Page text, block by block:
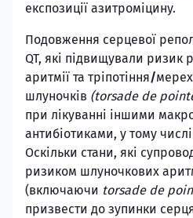
експозиції азитроміцину.
Подовження серцевої
QT, які підвищували ризик
аритмії та тріпотіння/
шлуночків (torsade de
при лікуванні іншими
антибіотиками, у тому
Оскільки стани, які
ризиком шлуночкових
(включаючи torsade de
призвести до зупинки